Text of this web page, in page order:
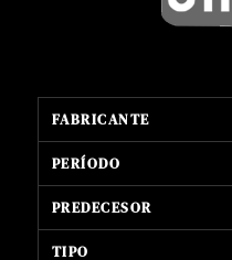
FABRICANTE
PERÍODO
PREDECESOR
TIPO